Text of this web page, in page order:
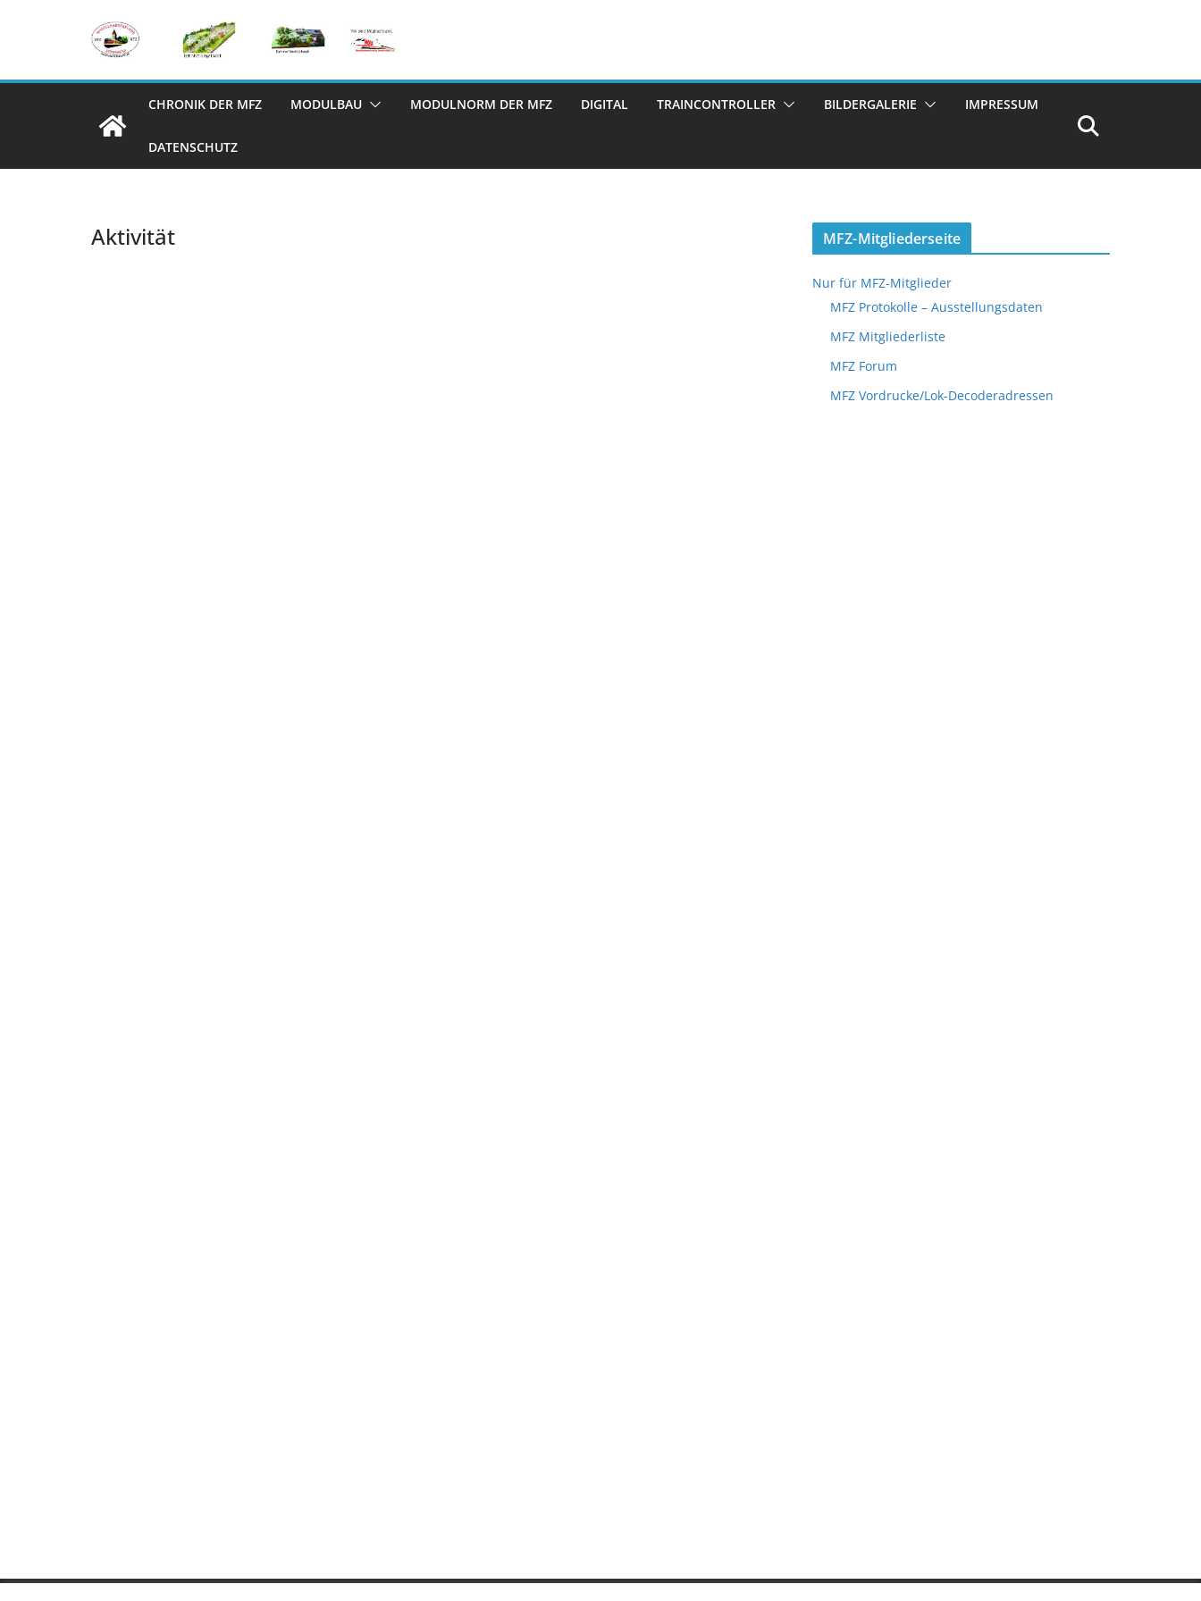
CHRONIK DER MFZ MODULBAU MODULNORM DER MFZ DIGITAL TRAINCONTROLLER BILDERGALERIE IMPRESSUM
DATENSCHUTZ
Aktivität MFZ-Mitgliederseite
Nur für MFZ-Mitglieder
MFZ Protokolle – Ausstellungsdaten
MFZ Mitgliederliste
MFZ Forum
MFZ Vordrucke/Lok-Decoderadressen